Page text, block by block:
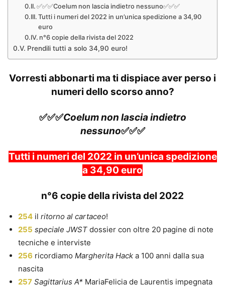
✅✅✅Coelum non lascia indietro nessuno✅✅✅
Tutti i numeri del 2022 in un’unica spedizione a 34,90
euro
n°6 copie della rivista del 2022
Prendili tutti a solo 34,90 euro!
Vorresti abbonarti ma ti dispiace aver perso i
numeri dello scorso anno?
✅✅✅Coelum non lascia indietro
nessuno✅✅✅
Tutti i numeri del 2022 in un’unica spedizione
a 34,90 euro
n°6 copie della rivista del 2022
254 il ritorno al cartaceo!
255 speciale JWST dossier con oltre 20 pagine di note
tecniche e interviste
256 ricordiamo Margherita Hack a 100 anni dalla sua
nascita
257 Sagittarius A* MariaFelicia de Laurentis impegnata